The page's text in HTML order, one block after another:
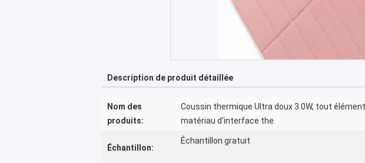
Description de produit détaillée
Nom des
produits:
Coussin thermique Ultra doux 3.0W, tout
matériau d'interface the
Échantillon:
Échantillon gratuit